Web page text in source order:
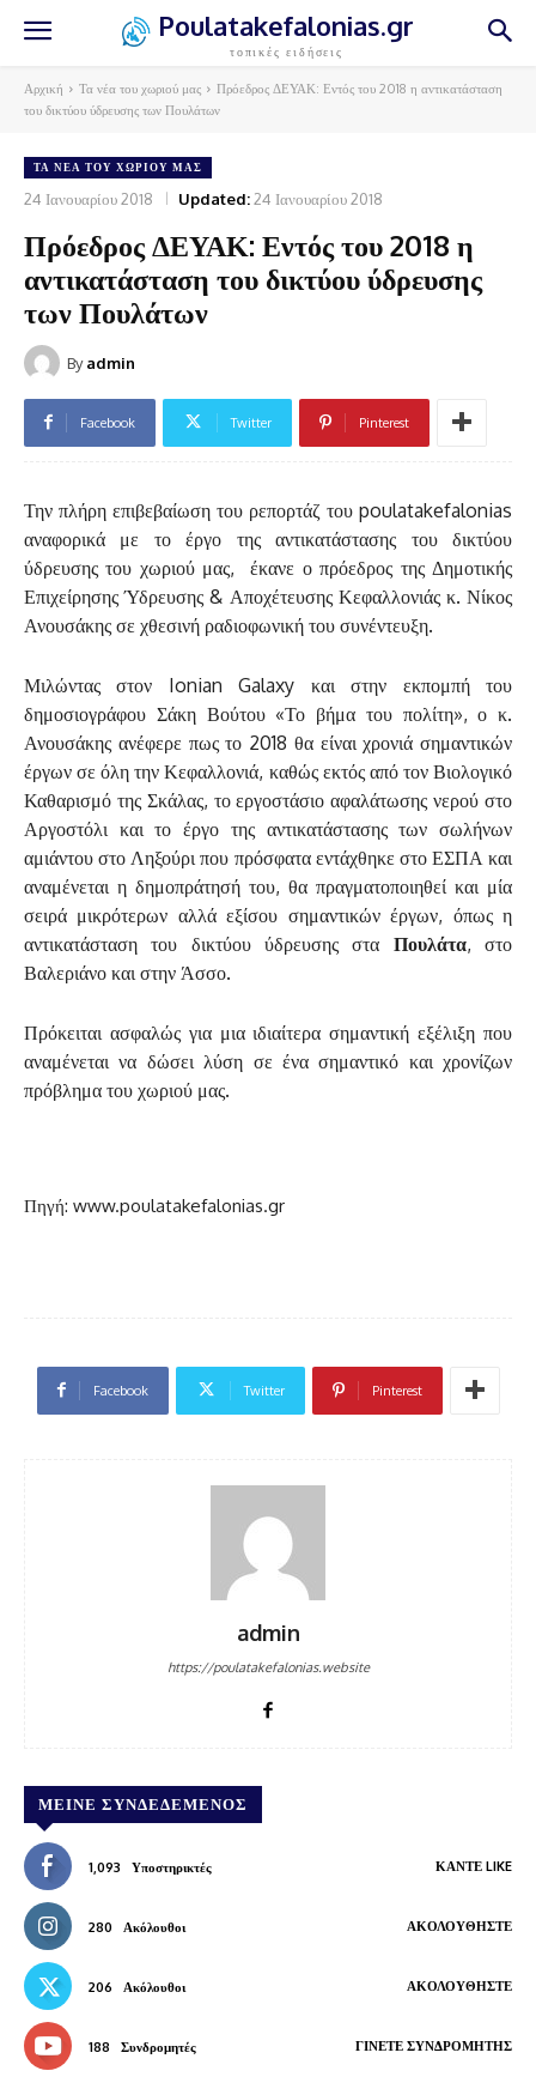
Poulatakefalonias.gr
τοπικές ειδήσεις
Αρχική Τα νέα του χωριού μας
Πρόεδρος ΔΕΥΑΚ: Εντός του 2018 η αντικατάσταση
του δικτύου ύδρευσης των Πουλάτων
ΤΑ ΝΈΑ ΤΟΥ ΧΩΡΙΟΎ ΜΑΣ
24 Ιανουαρίου 2018 Updated:24 Ιανουαρίου 2018
Πρόεδρος ΔΕΥΑΚ: Εντός του 2018 η
αντικατάσταση του δικτύου ύδρευσης
των Πουλάτων
By admin
Facebook Twitter Pinterest
Την πλήρη επιβεβαίωση του ρεπορτάζ του poulatakefalonias
αναφορικά με το έργο της αντικατάστασης του δικτύου
ύδρευσης του χωριού μας, έκανε ο πρόεδρος της Δημοτικής
Επιχείρησης Ύδρευσης & Αποχέτευσης Κεφαλλονιάς κ. Νίκος
Ανουσάκης σε χθεσινή ραδιοφωνική του συνέντευξη.
Μιλώντας στον Ionian Galaxy
και στην εκπομπή του
δημοσιογράφου Σάκη Βούτου «Το βήμα του πολίτη», ο κ.
Ανουσάκης ανέφερε πως το 2018 θα είναι χρονιά σημαντικών
έργων σε όλη την Κεφαλλονιά, καθώς εκτός από τον Βιολογικό
Καθαρισμό της Σκάλας, το εργοστάσιο αφαλάτωσης νερού στο
Αργοστόλι και το έργο της αντικατάστασης των σωλήνων
αμιάντου στο Ληξούρι που πρόσφατα εντάχθηκε στο ΕΣΠΑ και
αναμένεται η δημοπράτησή του, θα πραγματοποιηθεί και μία
σειρά μικρότερων αλλά εξίσου σημαντικών έργων, όπως η
αντικατάσταση του δικτύου ύδρευσης στα Πουλάτα, στο
Βαλεριάνο και στην Άσσο.
Πρόκειται ασφαλώς για μια ιδιαίτερα σημαντική εξέλιξη που
αναμένεται να δώσει λύση σε ένα σημαντικό και χρονίζων
πρόβλημα του χωριού μας.
Πηγή: www.poulatakefalonias.gr
Facebook Twitter Pinterest
admin
https://poulatakefalonias.website
ΜΕΊΝΕ ΣΥΝΔΕΔΕΜΈΝΟΣ
1,093 Υποστηρικτές ΚΆΝΤΕ LIKE
280 Ακόλουθοι ΑΚΟΛΟΥΘΉΣΤΕ
206 Ακόλουθοι ΑΚΟΛΟΥΘΉΣΤΕ
188 Συνδρομητές ΓΊΝΕΤΕ ΣΥΝΔΡΟΜΗΤΉΣ